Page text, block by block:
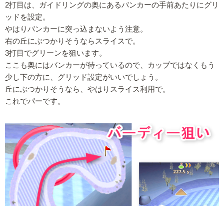
2打目は、ガイドリングの奥にあるバンカーの手前あたりにグリ
ッドを設定。
やはりバンカーに突っ込まないよう注意。
右の丘にぶつかりそうならスライスで。
3打目でグリーンを狙います。
ここも奥にはバンカーが待っているので、カップではなくもう
少し下の方に、グリッド設定がいいでしょう。
丘にぶつかりそうなら、やはりスライス利用で。
これでパーです。